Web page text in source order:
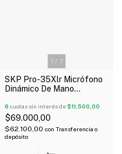
1 / 7
SKP Pro-35Xlr Micrófono
Dinámico De Mano
Cable
6 cuotas sin interés de$11.500,00
$69.000,00
$62.100,00 con Transferencia o
depósito